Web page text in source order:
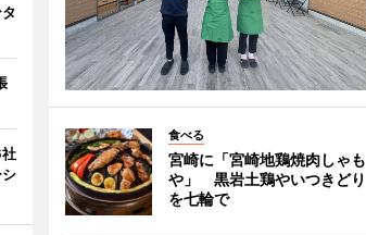
食べる
宮崎に「宮崎地鶏焼肉しゃも
や」 黒岩土鶏やいつきどり
を七輪で